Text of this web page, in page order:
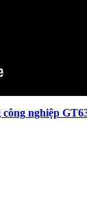
công nghiệp